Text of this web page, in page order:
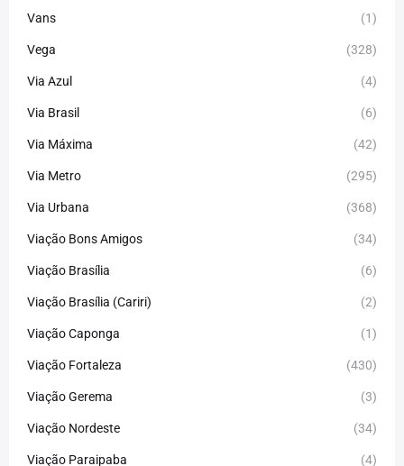
Vans (1)
Vega (328)
Via Azul (4)
Via Brasil (6)
Via Máxima (42)
Via Metro (295)
Via Urbana (368)
Viação Bons Amigos (34)
Viação Brasília (6)
Viação Brasília (Cariri) (2)
Viação Caponga (1)
Viação Fortaleza (430)
Viação Gerema (3)
Viação Nordeste (34)
Viação Paraipaba (4)